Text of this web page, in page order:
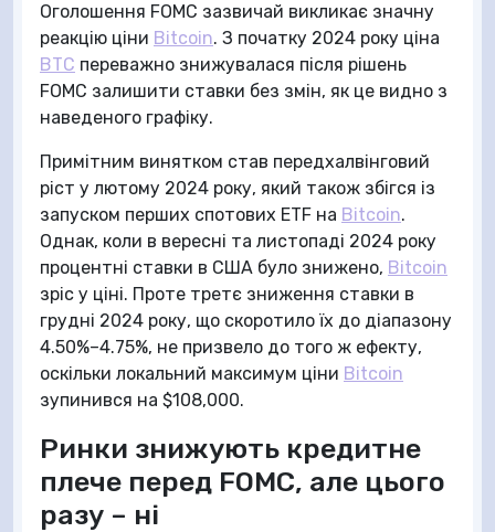
Оголошення FOMC зазвичай викликає значну
реакцію ціни Bitcoin. З початку 2024 року ціна
BTC переважно знижувалася після рішень
FOMC залишити ставки без змін, як це видно з
наведеного графіку.
Примітним винятком став передхалвінговий
ріст у лютому 2024 року, який також збігся із
запуском перших спотових ETF на Bitcoin.
Однак, коли в вересні та листопаді 2024 року
процентні ставки в США було знижено, Bitcoin
зріс у ціні. Проте третє зниження ставки в
грудні 2024 року, що скоротило їх до діапазону
4.50%–4.75%, не призвело до того ж ефекту,
оскільки локальний максимум ціни Bitcoin
зупинився на $108,000.
Ринки знижують кредитне
плече перед FOMC, але цього
разу – ні